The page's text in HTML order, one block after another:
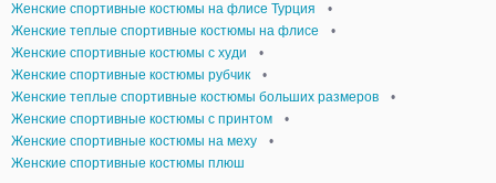
Женские спортивные костюмы на флисе Турция
•
Женские теплые спортивные костюмы на флисе
•
Женские спортивные костюмы с худи
•
Женские спортивные костюмы рубчик
•
Женские теплые спортивные костюмы больших размеров
•
Женские спортивные костюмы с принтом
•
Женские спортивные костюмы на меху
•
Женские спортивные костюмы плюш